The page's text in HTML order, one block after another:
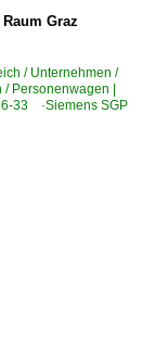
Graz
/ Unternehmen /
Personenwagen |
33 ·Siemens SGP